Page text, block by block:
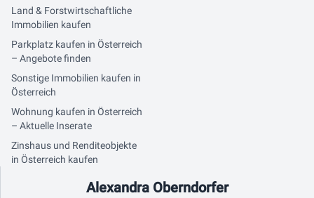
Land & Forstwirtschaftliche
Immobilien kaufen
Parkplatz kaufen in Österreich
– Angebote finden
Sonstige Immobilien kaufen in
Österreich
Wohnung kaufen in Österreich
– Aktuelle Inserate
Zinshaus und Renditeobjekte
in Österreich kaufen
KontaktdatenAlexandra Oberndorfer